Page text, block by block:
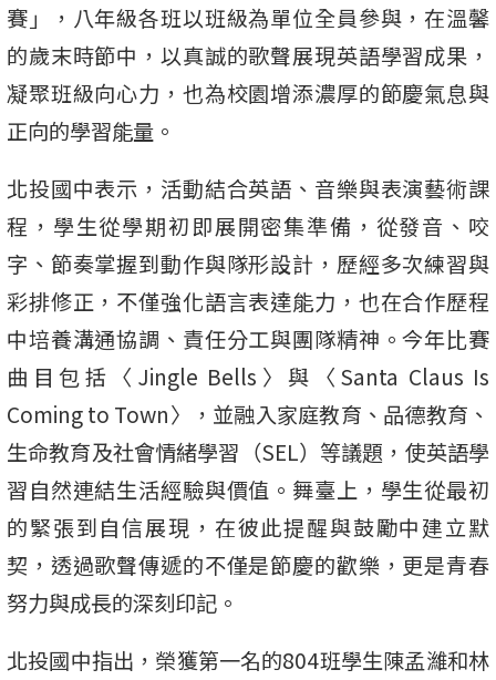
賽」，八年級各班以班級為單位全員參與，在溫馨
的歲末時節中，以真誠的歌聲展現英語學習成果，
凝聚班級向心力，也為校園增添濃厚的節慶氣息與
正向的學習能量。
北投國中表示，活動結合英語、音樂與表演藝術課
程，學生從學期初即展開密集準備，從發音、咬
字、節奏掌握到動作與隊形設計，歷經多次練習與
彩排修正，不僅強化語言表達能力，也在合作歷程
中培養溝通協調、責任分工與團隊精神。今年比賽
曲目包括〈Jingle Bells〉與〈Santa Claus Is
Coming to Town〉，並融入家庭教育、品德教育、
生命教育及社會情緒學習（SEL）等議題，使英語學
習自然連結生活經驗與價值。舞臺上，學生從最初
的緊張到自信展現，在彼此提醒與鼓勵中建立默
契，透過歌聲傳遞的不僅是節慶的歡樂，更是青春
努力與成長的深刻印記。
北投國中指出，榮獲第一名的804班學生陳孟濰和林